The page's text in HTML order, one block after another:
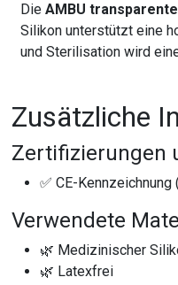
DieAMBU
Silikon unterstützt eine
und Sterilisation wird
Zusätzliche
Zertifizierungen
✅ CE-
Verwendete
🌿 Medizinischer
🌿 Latexfrei